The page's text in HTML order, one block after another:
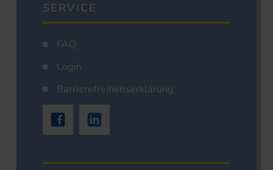
SERVICE
FAQ
Login
Barrierefreiheitserklärung